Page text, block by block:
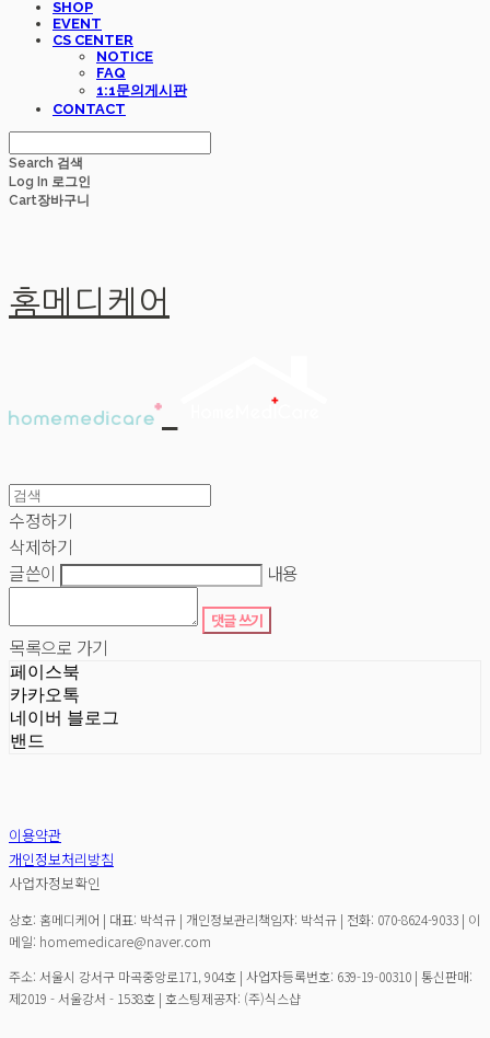
SHOP
EVENT
CS CENTER
NOTICE
FAQ
1:1문의게시판
CONTACT
Search 검색
Log In 로그인
Cart장바구니
홈메디케어
수정하기
삭제하기
글쓴이
내용
댓글 쓰기
목록으로 가기
페이스북
카카오톡
네이버 블로그
밴드
이용약관
개인정보처리방침
사업자정보확인
상호: 홈메디케어 | 대표: 박석규 | 개인정보관리책임자: 박석규 | 전화: 070-8624-9033 | 이
메일: homemedicare@naver.com
주소: 서울시 강서구 마곡중앙로171, 904호 | 사업자등록번호: 639-19-00310 | 통신판매:
제2019 - 서울강서 - 1538호 | 호스팅제공자: (주)식스샵